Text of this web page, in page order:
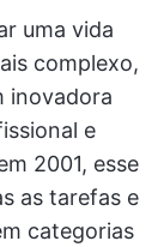
uma vida
complexo,
inovadora
e
2001, esse
as tarefas e
categorias